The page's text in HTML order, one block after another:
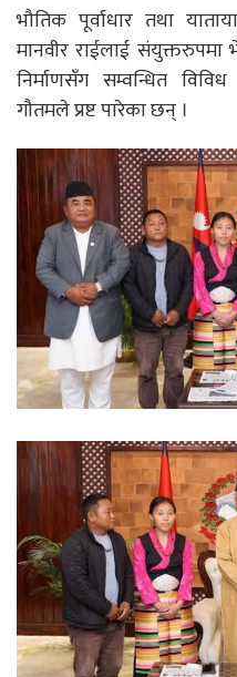
भौतिक पूर्वाधार तथा
मानवीर राईलाई
निर्माणसँग सम्वन्धित
गौतमले प्रष्ट पारेका छन् ।